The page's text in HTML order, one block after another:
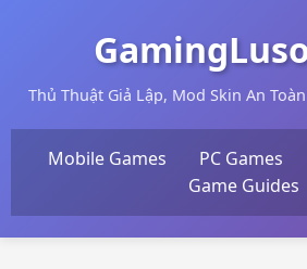
Thủ Thuật Giả Lập, Mod Skin An
Mobile Games PC Games
Game Guides